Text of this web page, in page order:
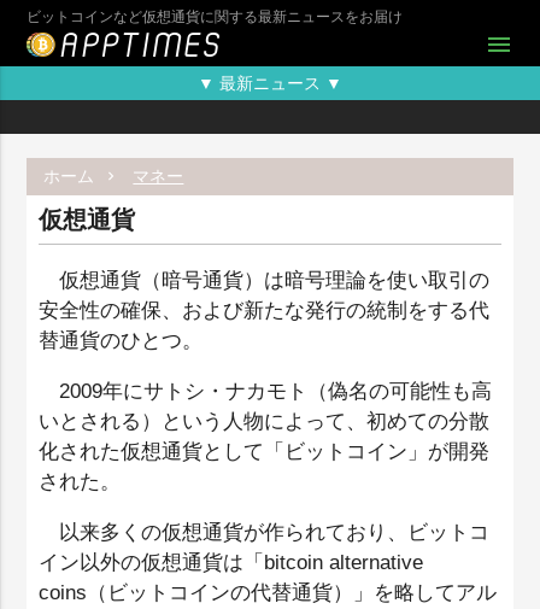
ビットコインなど仮想通貨に関する最新ニュースをお届け
menu
▼ 最新ニュース ▼
ホーム マネー
仮想通貨
仮想通貨（暗号通貨）は暗号理論を使い取引の
安全性の確保、および新たな発行の統制をする代
替通貨のひとつ。
2009年にサトシ・ナカモト（偽名の可能性も高
いとされる）という人物によって、初めての分散
化された仮想通貨として「ビットコイン」が開発
された。
以来多くの仮想通貨が作られており、ビットコ
イン以外の仮想通貨は「bitcoin alternative
coins（ビットコインの代替通貨）」を略してアル